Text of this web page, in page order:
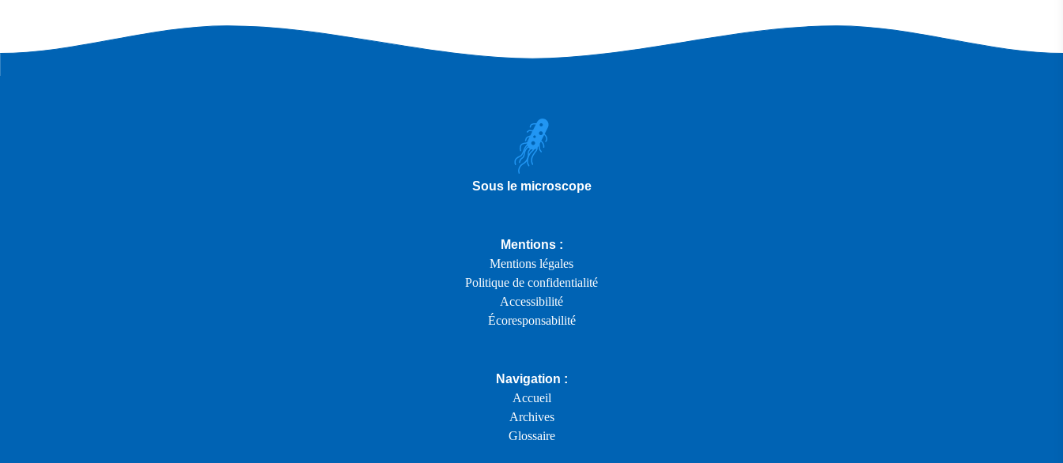
Sous le microscope
Navigation :
Accueil
Archives
Glossaire
Mentions :
Mentions légales
Politique de confidentialité
Accessibilité
Écoresponsabilité